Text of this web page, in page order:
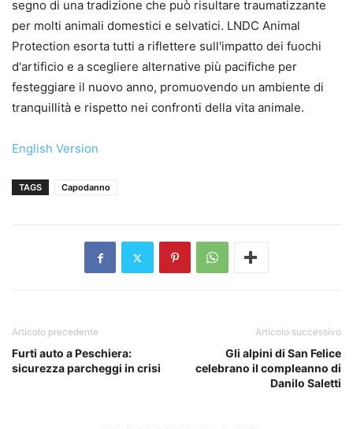
segno di una tradizione che può risultare traumatizzante
per molti animali domestici e selvatici. LNDC Animal
Protection esorta tutti a riflettere sull'impatto dei fuochi
d'artificio e a scegliere alternative più pacifiche per
festeggiare il nuovo anno, promuovendo un ambiente di
tranquillità e rispetto nei confronti della vita animale.
English Version
TAGS Capodanno
Articolo precedente
Furti auto a Peschiera:
sicurezza parcheggi in crisi
Articolo successivo
Gli alpini di San Felice
celebrano il compleanno di
Danilo Saletti